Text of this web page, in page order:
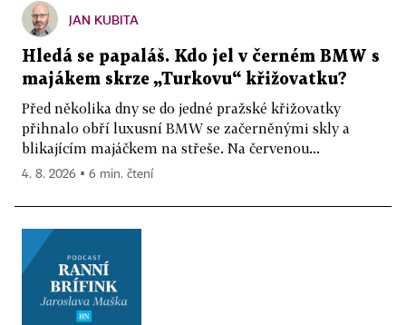
JAN KUBITA
Hledá se papaláš. Kdo jel v černém BMW s
majákem skrze „Turkovu“ křižovatku?
Před několika dny se do jedné pražské křižovatky
přihnalo obří luxusní BMW se začerněnými skly a
blikajícím majáčkem na střeše. Na červenou...
4. 8. 2026 ▪ 6 min. čtení